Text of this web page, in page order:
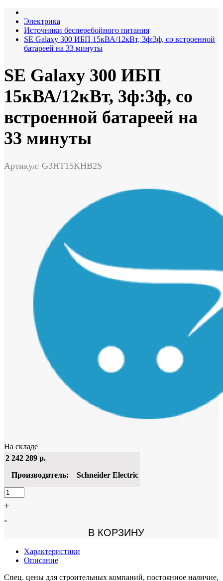
Электрика
Источники бесперебойного питания
SE Galaxy 300 ИБП 15кВА/12кВт, 3ф:3ф, со встроенной
батареей на 33 минуты
SE Galaxy 300 ИБП
15кВА/12кВт, 3ф:3ф, со
встроенной батареей на
33 минуты
Артикул: G3HT15KHB2S
На складе
2 242 289 р.
Производитель:
Schneider Electric
+
-
В КОРЗИНУ
Характеристики
Описание
Спец. цены для строительных компаний, постоянное наличие,